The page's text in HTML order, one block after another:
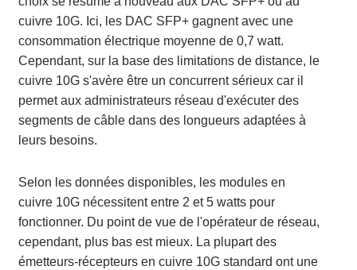
cuivre 10G. Ici, les DAC SFP+ gagnent avec une
consommation électrique moyenne de 0,7 watt.
Cependant, sur la base des limitations de distance, le
cuivre 10G s'avère être un concurrent sérieux car il
permet aux administrateurs réseau d'exécuter des
segments de câble dans des longueurs adaptées à
leurs besoins.
Selon les données disponibles, les modules en
cuivre 10G nécessitent entre 2 et 5 watts pour
fonctionner. Du point de vue de l'opérateur de réseau,
cependant, plus bas est mieux. La plupart des
émetteurs-récepteurs en cuivre 10G standard ont une